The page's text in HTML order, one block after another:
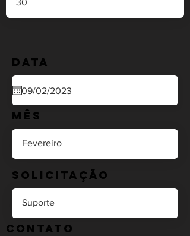
Data
Mês
Solicitação
Contato